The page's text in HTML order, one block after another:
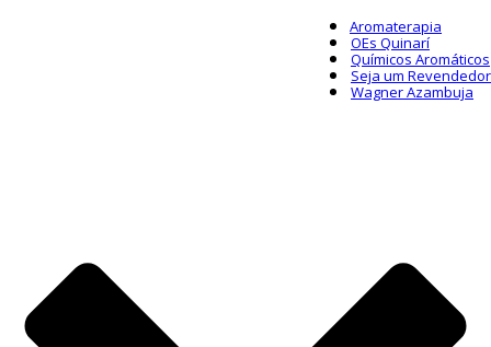
Aromaterapia
OEs Quinarí
Químicos Aromáticos
Seja um Revendedor
Wagner Azambuja